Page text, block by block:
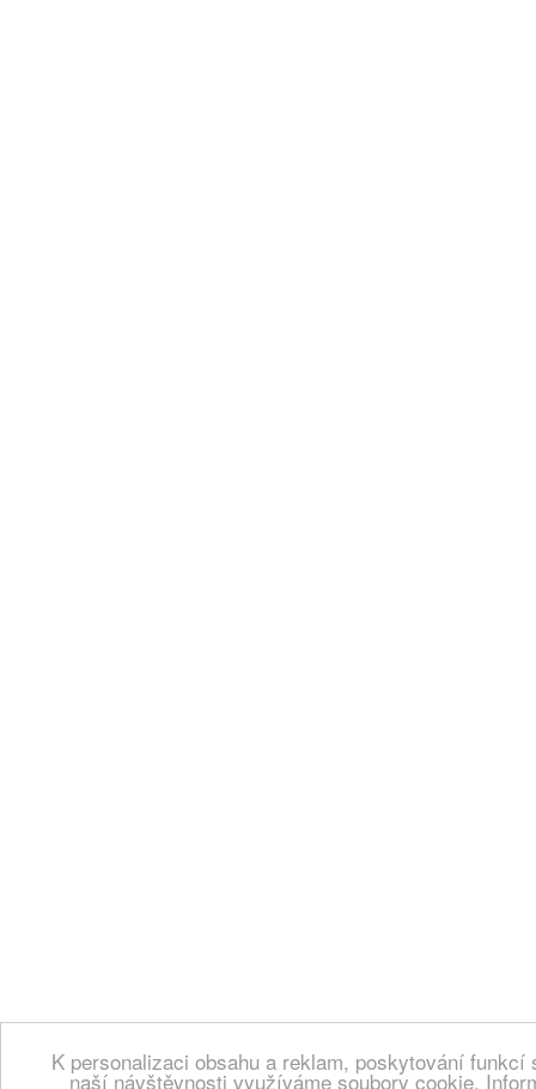
K personalizaci obsahu a reklam, poskytování
naší návštěvnosti využíváme soubory cookie.